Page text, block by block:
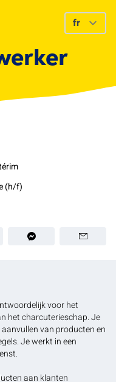
(h/f)
voor het
het charcuterieschap. Je
van producten en
Je werkt in een
aan klanten